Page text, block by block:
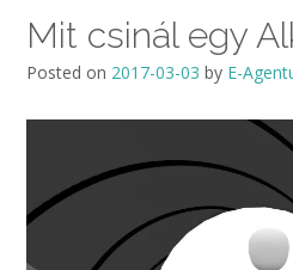
Mit csinál egy
Posted on 2017-03-03 by E-